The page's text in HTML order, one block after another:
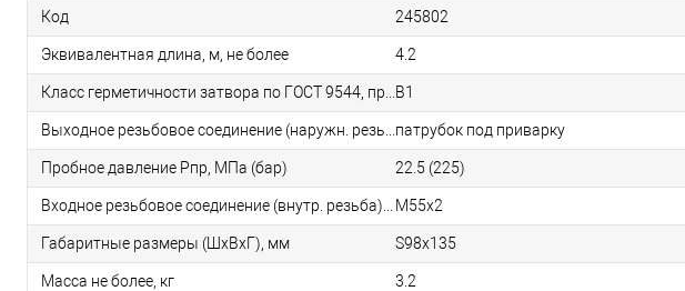
Код 245802
Эквивалентная длина, м, не более 4.2
В1
патрубок под приварку
Пробное давление Рпр, МПа (бар) 22.5 (225)
М55х2
Габаритные размеры (ШхВхГ), мм S98х135
Масса не более, кг 3.2